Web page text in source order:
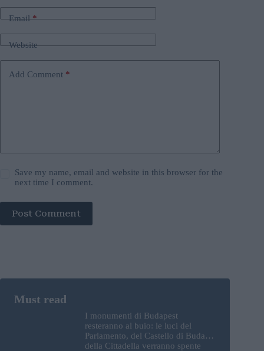
Email*
Website
Add Comment *
Save my name, email and website in this browser for the
next time I comment.
Post Comment
I monumenti di Budapest
resteranno al buio: le luci del
Parlamento, del Castello di Buda e
della Cittadella verranno spente